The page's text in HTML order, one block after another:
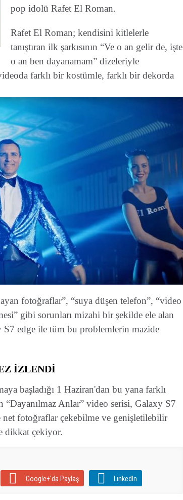
pop idolü Rafet El Roman.
Rafet El Roman; kendisini kitlelerle
tanıştıran ilk şarkısının “Ve o an gelir de, işte
o an ben dayanamam” dizeleriyle
farklı bir kostümle, farklı bir dekorda
fotoğraflar”, “suya düşen telefon”, “video
gibi sorunları mizahi bir şekilde ele alan
S7 edge ile tüm bu problemlerin mazide
İZLENDİ
başladığı 1 Haziran'dan bu yana farklı
Anlar” video serisi, Galaxy S7
net fotoğraflar çekebilme ve genişletilebilir
dikkat çekiyor.
Google+'da Paylaş LinkedIn